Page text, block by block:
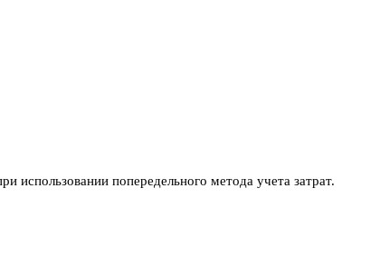
использовании попередельного метода учета затрат.